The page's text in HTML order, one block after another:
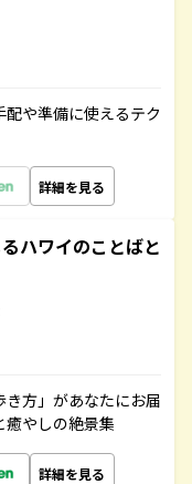
や準備に使えるテク
詳細を見る
ハワイのことばと
方」があなたにお届
癒やしの絶景集
詳細を見る